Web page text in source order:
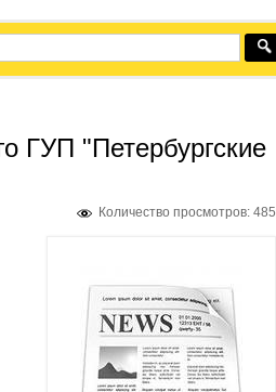
ГУП "Петербургские
Количество просмотров: 485